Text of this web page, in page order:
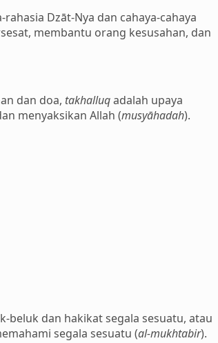
Dzāt-Nya dan cahaya-cahaya
membantu orang kesusahan, dan
dan doa, takhalluqadalah upaya
menyaksikan Allah (musyāhadah).
beluk dan hakikat segala sesuatu, atau
segala sesuatu (al-mukhtabir).